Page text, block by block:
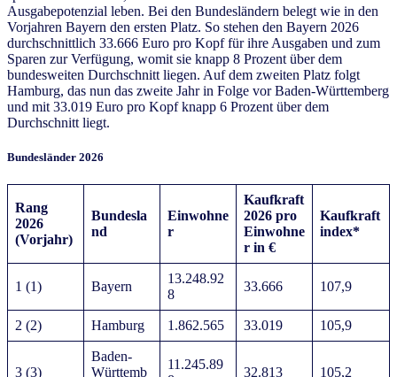
Ausgabepotenzial leben. Bei den Bundesländern belegt wie in den
Vorjahren Bayern den ersten Platz. So stehen den Bayern 2026
durchschnittlich 33.666 Euro pro Kopf für ihre Ausgaben und zum
Sparen zur Verfügung, womit sie knapp 8 Prozent über dem
bundesweiten Durchschnitt liegen. Auf dem zweiten Platz folgt
Hamburg, das nun das zweite Jahr in Folge vor Baden-Württemberg
und mit 33.019 Euro pro Kopf knapp 6 Prozent über dem
Durchschnitt liegt.
Bundesländer 2026
Rang
2026
(Vorjahr)
Bundesla
nd
Einwohne
r
Kaufkraft
2026 pro
Einwohne
r in €
Kaufkraft
index*
1 (1) Bayern
13.248.92
8
33.666 107,9
2 (2) Hamburg 1.862.565 33.019 105,9
3 (3)
Baden-
Württemb
11.245.89
32.813 105,2